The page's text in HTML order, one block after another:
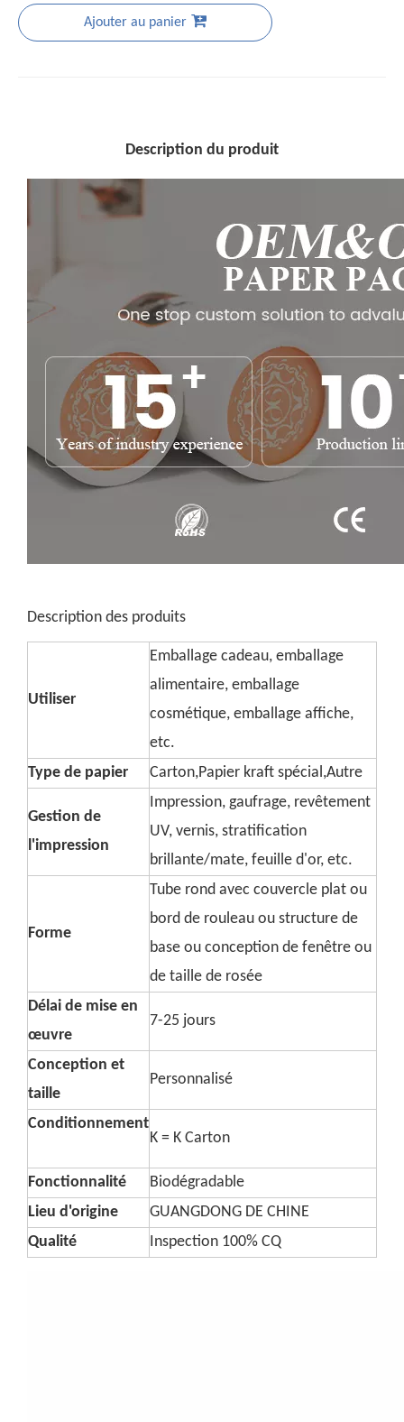
Ajouter au panier
Description du produit
Description des produits
Utiliser
Emballage cadeau, emballage
alimentaire, emballage
cosmétique, emballage affiche,
etc.
Type de papier
Carton,Papier kraft spécial,Autre
Gestion de
l'impression
Impression, gaufrage, revêtement
UV, vernis, stratification
brillante/mate, feuille d'or, etc.
Forme
Tube rond avec couvercle plat ou
bord de rouleau ou structure de
base ou conception de fenêtre ou
de taille de rosée
Délai de mise en
œuvre
7-25 jours
Conception et
taille
Personnalisé
Conditionnement
K = K Carton
Fonctionnalité
Biodégradable
Lieu d'origine
GUANGDONG DE CHINE
Qualité
Inspection 100% CQ